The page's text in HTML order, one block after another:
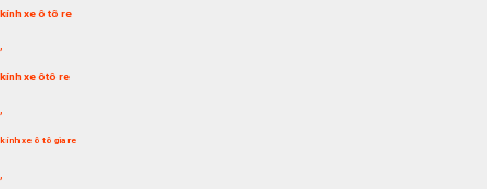
kính xe ô tô re
,
kính xe ôtô re
kính xe ô tô gia re
,